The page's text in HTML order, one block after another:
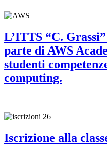
L’ITTS “C.
parte di AWS
studenti
computing.
Iscrizione alla